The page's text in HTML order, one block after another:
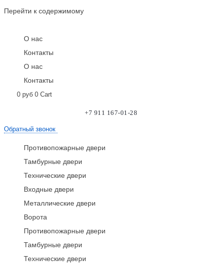
Перейти к содержимому
О нас
Контакты
О нас
Контакты
0 руб 0 Cart
+7 911 167-01-28
Обратный звонок
Противопожарные двери
Тамбурные двери
Технические двери
Входные двери
Металлические двери
Ворота
Противопожарные двери
Тамбурные двери
Технические двери